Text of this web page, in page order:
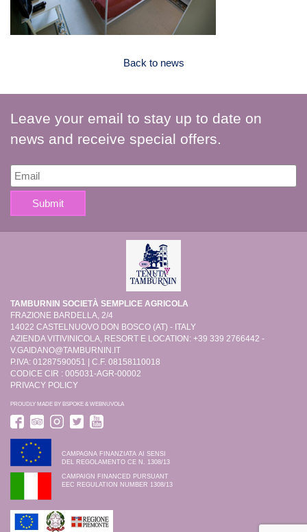
Back to news
Leave your email to stay up to date on
news and receive special offers.
TAMBURNIN SOCIETÀ SEMPLICE AGRICOLA
FRAZIONE BARDELLA, 2/4
14022 CASTELNUOVO DON BOSCO (AT) - ITALY
AZIENDA VITIVINICOLA, RESORT E LOCATION: +39 339 2766442 -
V.GAIDANO@TAMBURNIN.IT
P.IVA: 01287590051 | C.F. 08158110018
CODICE CIR : 005031-AGR-00002
PRIVACY POLICY
PROUDLY MADE BY BSPOKE & WEBNUVOLA
CAMPAGNA FINANZIATA AI SENSI
DEL REGOLAMENTO CE N. 1308/13
CAMPAIGN FINANCED PURSUANT
EEC REGULATION NUMBER 1308/13